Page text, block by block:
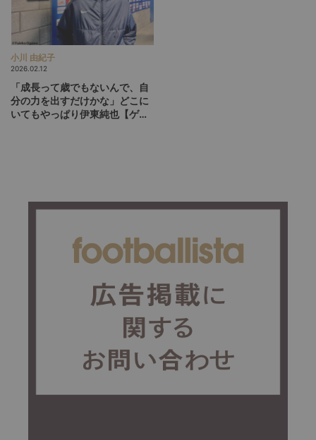
小川 由紀子
2026.02.12
「成長って歳でもないんで、自
分の力を出すだけかな」どこに
いてもやっぱり伊東純也【ゲン